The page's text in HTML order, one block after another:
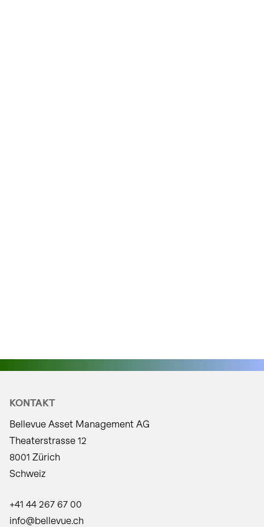
KONTAKT
Bellevue Asset Management AG
Theaterstrasse 12
8001 Zürich
Schweiz
+41 44 267 67 00
info@bellevue.ch